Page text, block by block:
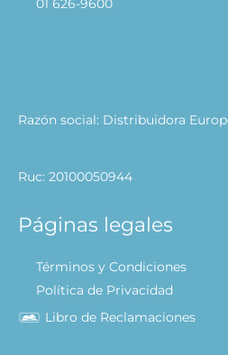
01 626-9600
Razón social: Distribuidora
Ruc: 20100050944
Páginas legales
Términos y Condiciones
Política de Privacidad
Libro de Reclamaciones